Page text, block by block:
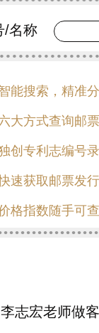
/名称
能搜索，精准
大方式查询邮票
创专利志编号
速获取邮票发
格指数随手可查
中华人民
设计者：孙